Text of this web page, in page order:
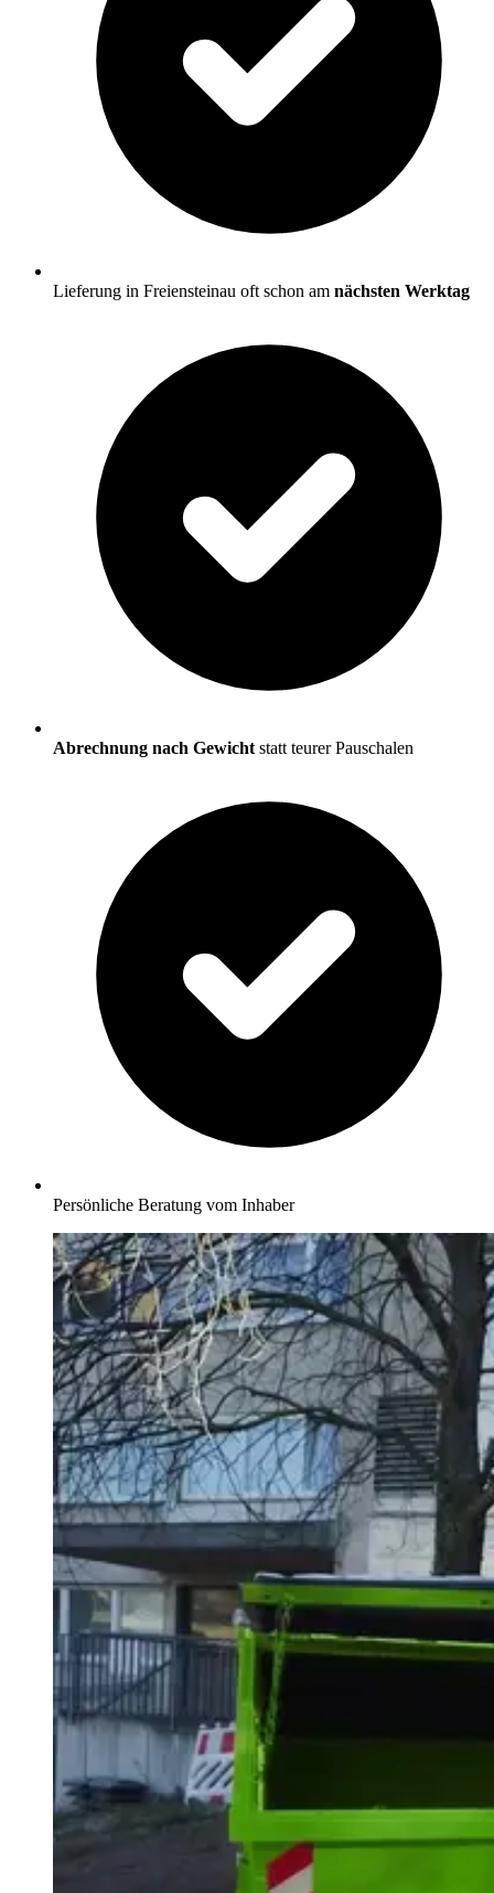
Lieferung in Freiensteinau oft schon am nächsten Werktag
Abrechnung nach Gewicht statt teurer Pauschalen
Persönliche Beratung vom Inhaber